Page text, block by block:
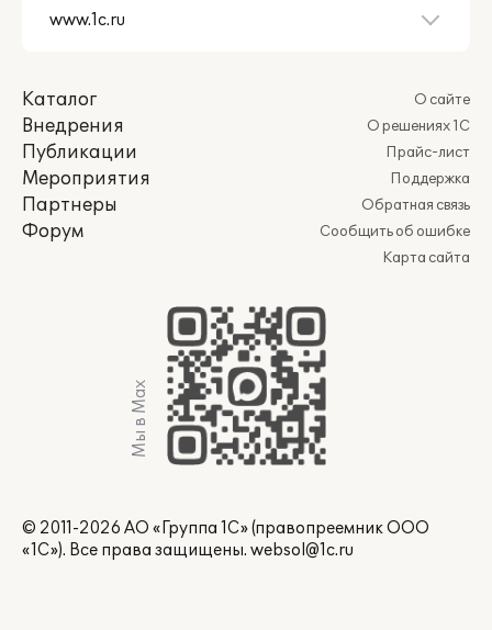
Каталог
Внедрения
Публикации
Мероприятия
Партнеры
Форум
О сайте
О решениях 1С
Прайс-лист
Поддержка
Обратная связь
Сообщить об ошибке
Карта сайта
Мы в Max
© 2011-2026 АО «Группа 1С» (правопреемник ООО
«1С»). Все права защищены. websol@1c.ru